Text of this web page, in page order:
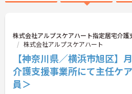
株式会社アルプスケアハート指定居宅介
株式会社アルプスケアハート
【神奈川県／横浜市旭区
介護支援事業所にて主任ケ
員＞